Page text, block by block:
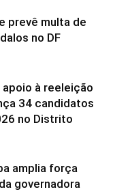
prevê multa de
no DF
apoio à reeleição
34 candidatos
no Distrito
amplia força
governadora